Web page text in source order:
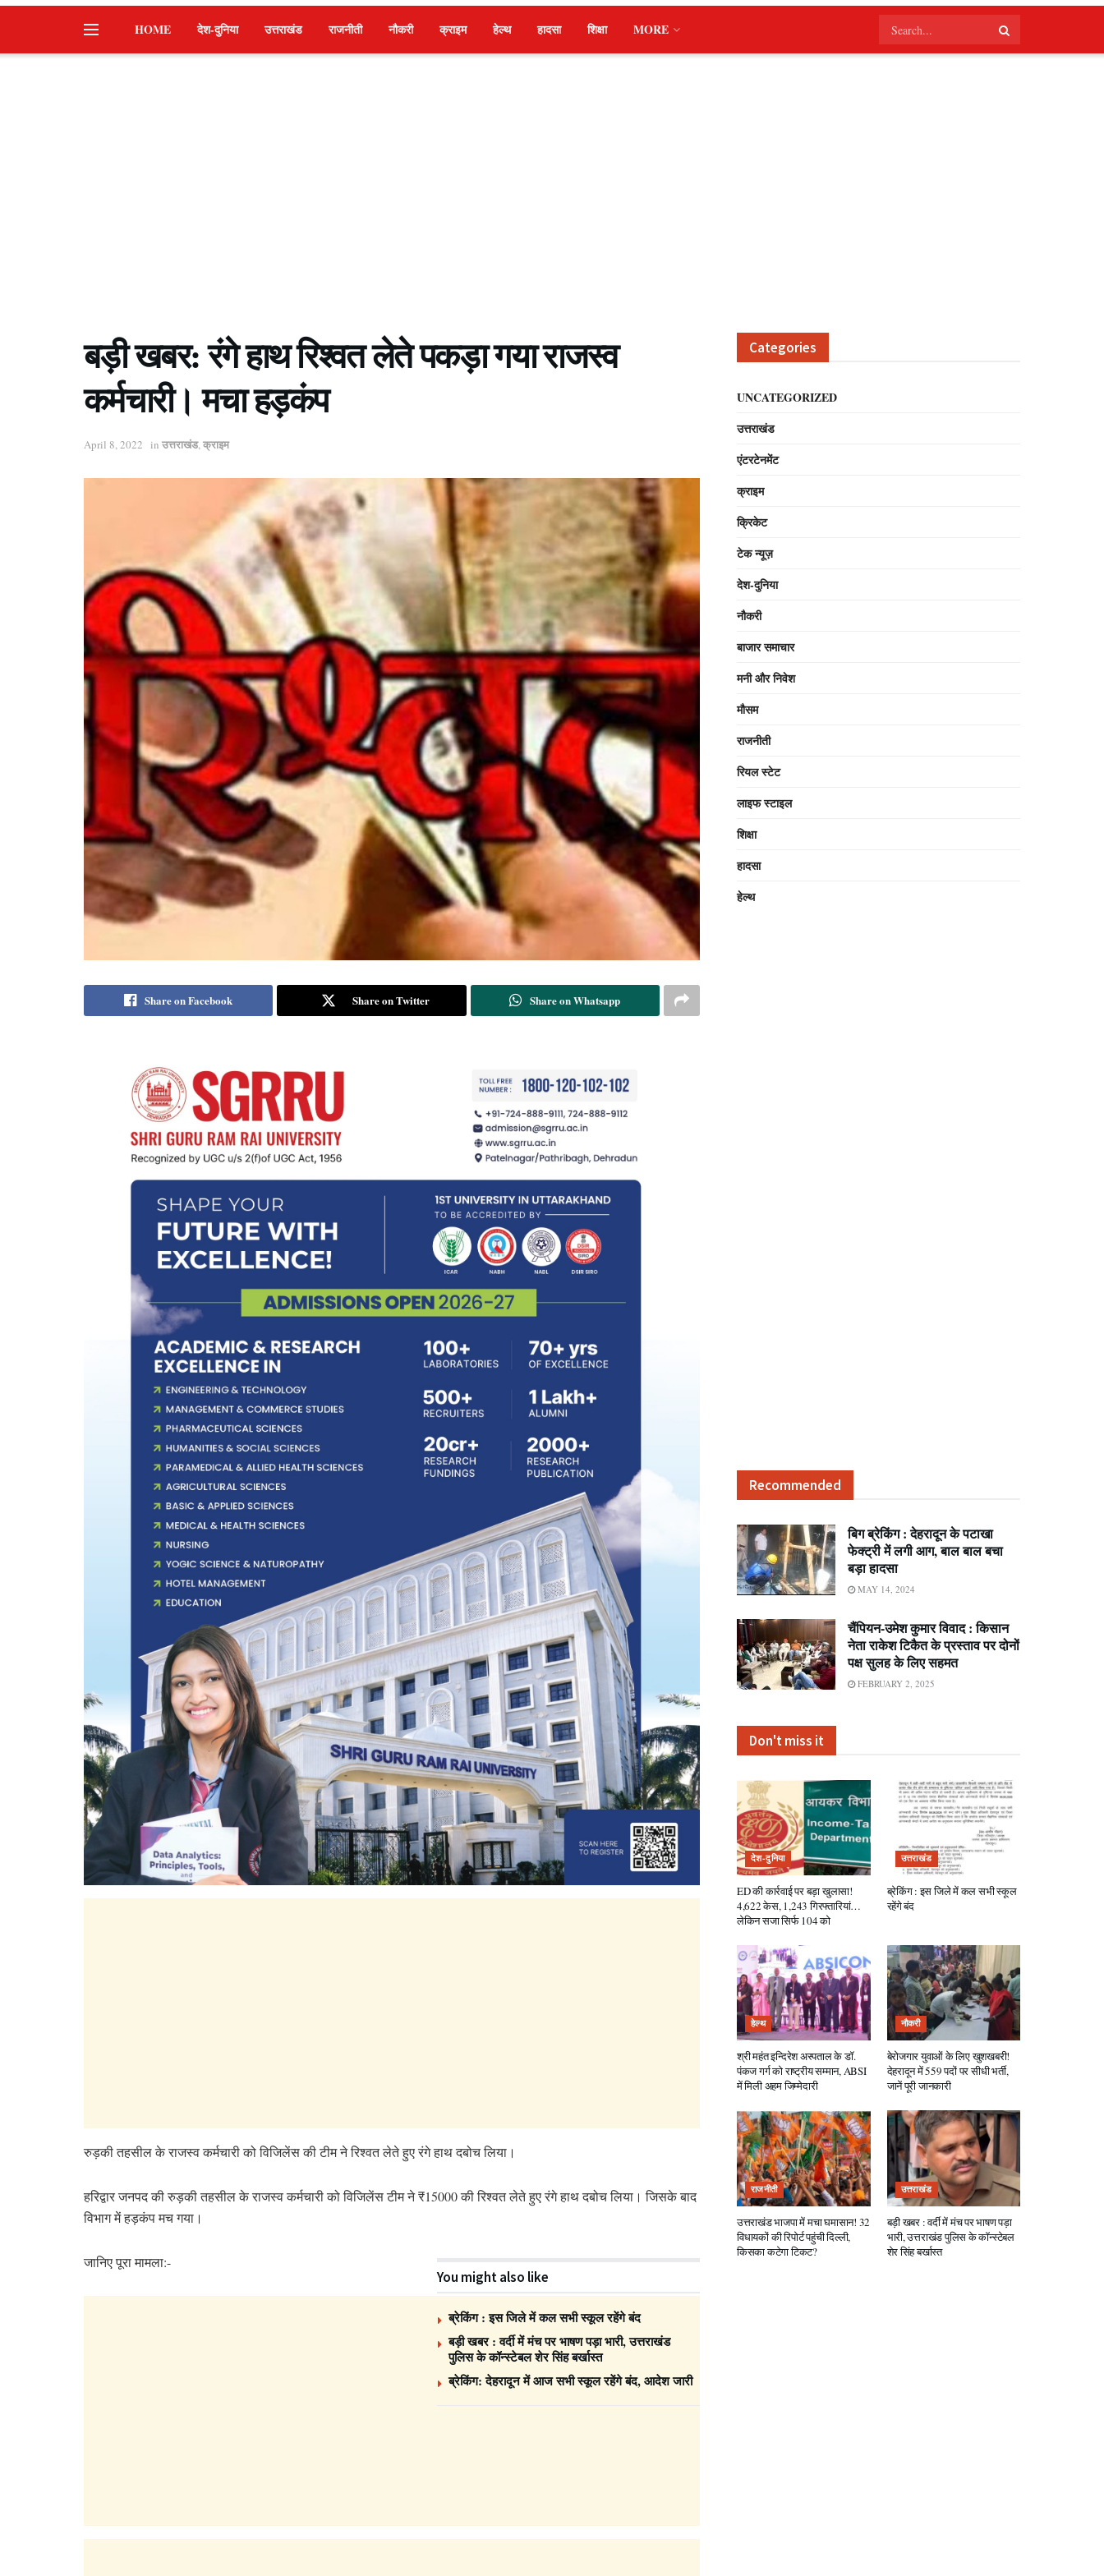
HOME देश-दुनिया उत्तराखंड राजनीती नौकरी क्राइम हेल्थ हादसा शिक्षा MORE
बड़ी खबर: रंगे हाथ रिश्वत लेते पकड़ा गया राजस्व
कर्मचारी। मचा हड़कंप
April 8, 2022 in उत्तराखंड,क्राइम
Share on Facebook Share on Twitter Share on Whatsapp
रुड़की तहसील के राजस्व कर्मचारी को विजिलेंस की टीम ने रिश्वत लेते हुए रंगे हाथ दबोच लिया।
हरिद्वार जनपद की रुड़की तहसील के राजस्व कर्मचारी को विजिलेंस टीम ने ₹15000 की रिश्वत लेते हुए रंगे हाथ दबोच लिया। जिसके बाद
विभाग में हड़कंप मच गया।
You might also like
ब्रेकिंग : इस जिले में कल सभी स्कूल रहेंगे बंद
बड़ी खबर : वर्दी में मंच पर भाषण पड़ा भारी, उत्तराखंड
पुलिस के कॉन्स्टेबल शेर सिंह बर्खास्त
ब्रेकिंग: देहरादून में आज सभी स्कूल रहेंगे बंद, आदेश जारी
जानिए पूरा मामला:-
Categories
UNCATEGORIZED
उत्तराखंड
एंटरटेनमेंट
क्राइम
क्रिकेट
टेक न्यूज़
देश-दुनिया
नौकरी
बाजार समाचार
मनी और निवेश
मौसम
राजनीती
रियल स्टेट
लाइफ स्टाइल
शिक्षा
हादसा
हेल्थ
Recommended
बिग ब्रेकिंग : देहरादून के पटाखा
फेक्ट्री में लगी आग, बाल बाल बचा
बड़ा हादसा
MAY 14, 2024
चैंपियन-उमेश कुमार विवाद : किसान
नेता राकेश टिकैत के प्रस्ताव पर दोनों
पक्ष सुलह के लिए सहमत
FEBRUARY 2, 2025
Don't miss it
देश-दुनिया
ED की कार्रवाई पर बड़ा खुलासा!
4,622 केस, 1,243 गिरफ्तारियां…
लेकिन सजा सिर्फ 104 को
उत्तराखंड
ब्रेकिंग : इस जिले में कल सभी स्कूल
रहेंगे बंद
हेल्थ
श्री महंत इन्दिरेश अस्पताल के डॉ.
पंकज गर्ग को राष्ट्रीय सम्मान, ABSI
में मिली अहम जिम्मेदारी
नौकरी
बेरोजगार युवाओं के लिए खुशखबरी!
देहरादून में 559 पदों पर सीधी भर्ती,
जानें पूरी जानकारी
राजनीती
उत्तराखंड भाजपा में मचा घमासान! 32
विधायकों की रिपोर्ट पहुंची दिल्ली,
किसका कटेगा टिकट?
उत्तराखंड
बड़ी खबर : वर्दी में मंच पर भाषण पड़ा
भारी, उत्तराखंड पुलिस के कॉन्स्टेबल
शेर सिंह बर्खास्त